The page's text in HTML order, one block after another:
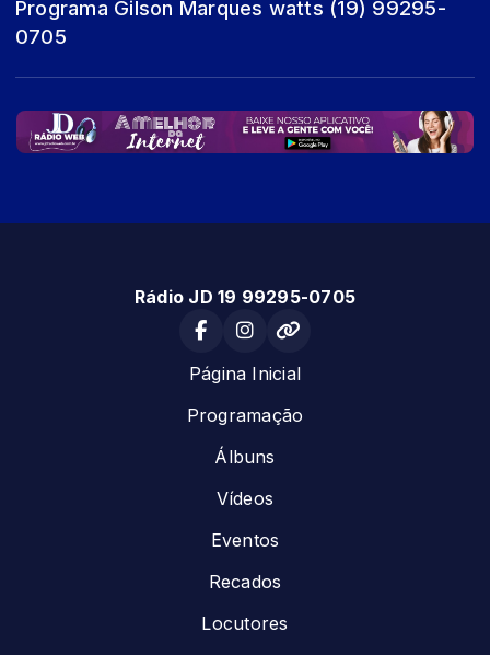
Programa Gilson Marques watts (19) 99295-
0705
Rádio JD 19 99295-0705
Página Inicial
Programação
Álbuns
Vídeos
Eventos
Recados
Locutores